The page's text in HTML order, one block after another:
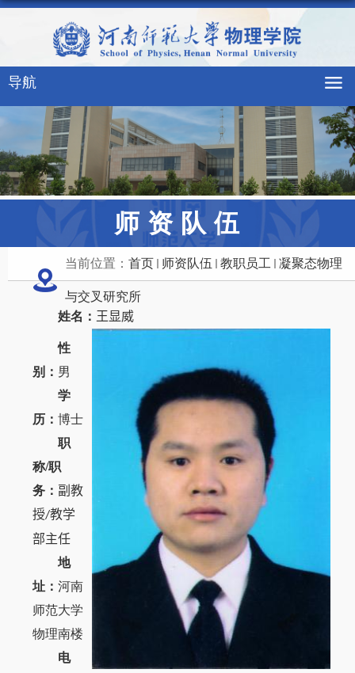
导航
师资队伍
当前位置： 首页 师资队伍 教职员工 凝聚态物理
与交叉研究所
姓名： 王显威
性
别： 男
学
历： 博士
职
称/职
务： 副教
授/教学
部主任
地
址： 河南
师范大学
物理南楼
电